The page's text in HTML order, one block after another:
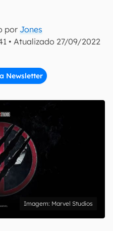
por Jones
• Atualizado 27/09/2022
Newsletter
se
do Canaltech.
Marvel Studios